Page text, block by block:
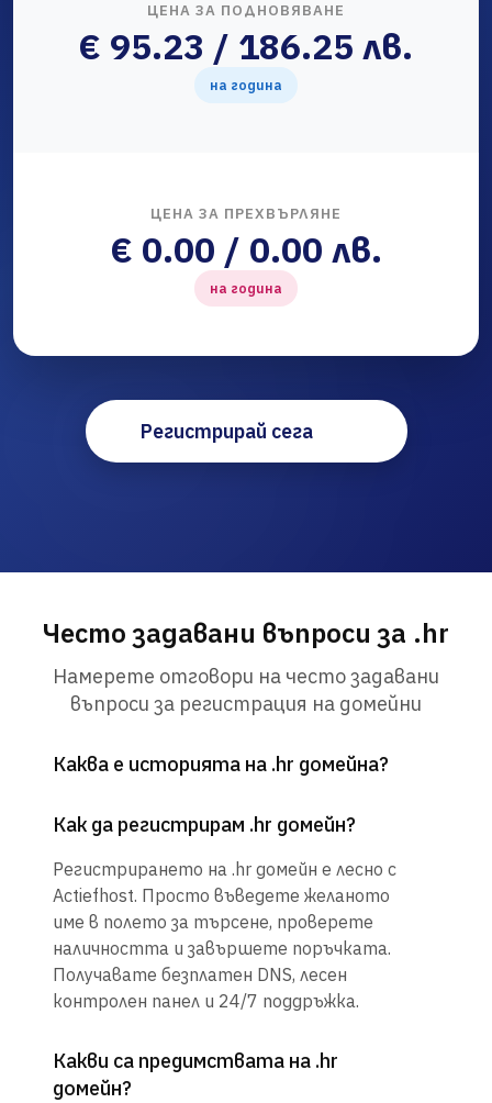
ЦЕНА ЗА ПОДНОВЯВАНЕ
€ 95.23 / 186.25 лв.
на година
ЦЕНА ЗА ПРЕХВЪРЛЯНЕ
€ 0.00 / 0.00 лв.
на година
Регистрирай сега
Често задавани въпроси за .hr
Намерете отговори на често задавани
въпроси за регистрация на домейни
Каква е историята на .hr домейна?
Как да регистрирам .hr домейн?
Регистрирането на .hr домейн е лесно с
Actiefhost. Просто въведете желаното
име в полето за търсене, проверете
наличността и завършете поръчката.
Получавате безплатен DNS, лесен
контролен панел и 24/7 поддръжка.
Какви са предимствата на .hr
домейн?